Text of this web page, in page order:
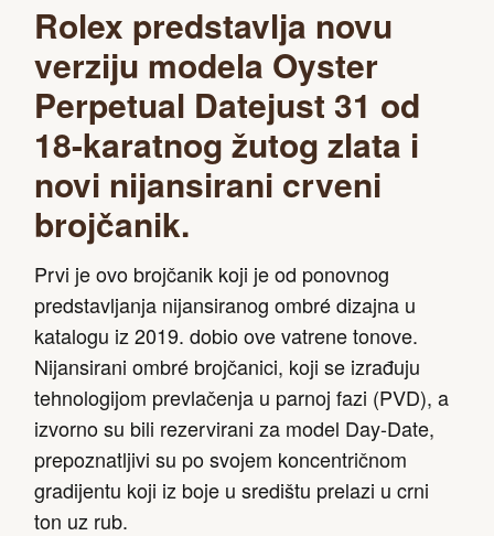
Rolex predstavlja novu
verziju modela Oyster
Perpetual Datejust 31 od
18-karatnog žutog zlata i
novi nijansirani crveni
brojčanik.
Prvi je ovo brojčanik koji je od ponovnog
predstavljanja nijansiranog ombré dizajna u
katalogu iz 2019. dobio ove vatrene tonove.
Nijansirani ombré brojčanici, koji se izrađuju
tehnologijom prevlačenja u parnoj fazi (PVD), a
izvorno su bili rezervirani za model Day-Date,
prepoznatljivi su po svojem koncentričnom
gradijentu koji iz boje u središtu prelazi u crni
ton uz rub.